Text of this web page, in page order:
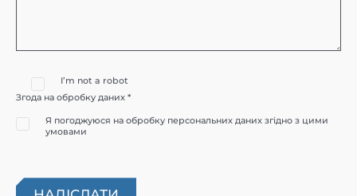
I’m not a robot
Згода на обробку даних *
Я погоджуюся на обробку персональних даних згідно з цими
умовами